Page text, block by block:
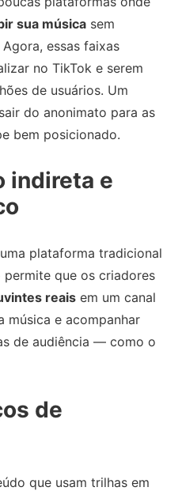
sua música sem
essas faixas
no TikTok e serem
de usuários. Um
do anonimato para as
bem posicionado.
indireta e
plataforma tradicional
que os criadores
reais em um canal
música e acompanhar
de audiência — como o
de
que usam trilhas em